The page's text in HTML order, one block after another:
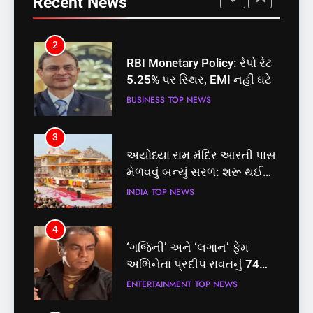
3
અયોધ્યા રામ મંદિર આરતી પાસ
મેળવવું બન્યું સરળ: શરૂ થઈ
તત્કાલ સુવિધા, જાણો સંપૂર્ણ
INDIA TOP NEWS
4
‘ગજિની’ અને ‘લગાન’ ફેમ
અભિનેતા પ્રદીપ રાવતનું 74
વર્ષની વયે નિધન, બ્લડ કેન્સર
ENTERTAINMENT
5
કોડીનારના છારા દરિયાકાંઠે પાંચ
કિશોરો ડૂબ્યા, 3નો બચાવ, 2
લાપતા
GUJARAT TOP NEWS
માટે બનાવાયા ઉમેદવાર
2
RBI Monetary Policy: રેપો રેટ
5.25% પર સ્થિર, EMI નહીં ઘટે
BUSINESS TOP NEWS
3
અયોધ્યા રામ મંદિર આરતી પાસ
મેળવવું બન્યું સરળ: શરૂ થઈ
તત્કાલ સુવિધા, જાણો સંપૂર્ણ
INDIA TOP NEWS
4
‘ગજિની’ અને ‘લગાન’ ફેમ
અભિનેતા પ્રદીપ રાવતનું 74
વર્ષની વયે નિધન, બ્લડ કેન્સર
ENTERTAINMENT TOP NEWS